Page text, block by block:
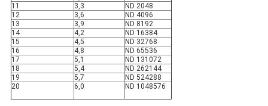
11
3,3
ND 2048
12
3,6
ND 4096
13
3,9
ND 8192
14
4,2
ND 16384
15
4,5
ND 32768
16
4,8
ND 65536
17
5,1
ND 131072
18
5,4
ND 262144
19
5,7
ND 524288
20
6,0 ND 1048576